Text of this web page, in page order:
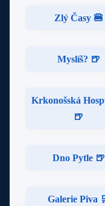
Zlý Časy 🍔
Myslíš? 🍺
Krkonošská
🍺
Dno Pytle 🍺
Galerie Piva